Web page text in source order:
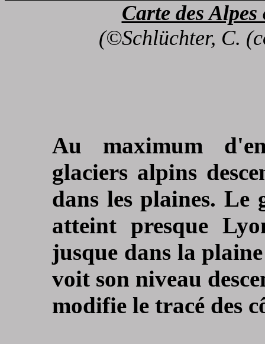
Carte des
(©Schlüchter, C.
Au maximum
glaciers alpins
dans les plaines. Le
atteint presque
jusque dans la
voit son niveau
modifie le tracé des